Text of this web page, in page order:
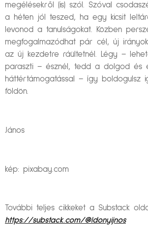
megélésekről (is) szól. Szóval
a héten jól teszed, ha egy kicsit
levonod a tanulságokat. Közben
megfogalmazódhat pár cél, új
az új kezdetre ráültetnél. Légy –
paraszti – észnél, tedd a dolgod és
háttértámogatással – így boldogulsz
földön.
János
kép: pixabay.com
További teljes cikkeket a Substack
https://substack.com/@ldonyijnos